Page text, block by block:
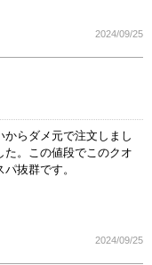
2024/09/25
らダメ元で注文しまし
た。この値段でこのクオ
抜群です。
2024/09/25